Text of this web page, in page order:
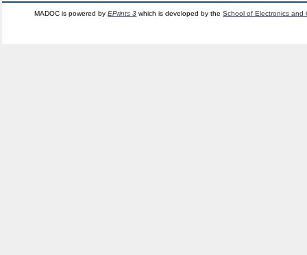
MADOC is powered byEPrints 3 which is developed by theSchool of Electronics and